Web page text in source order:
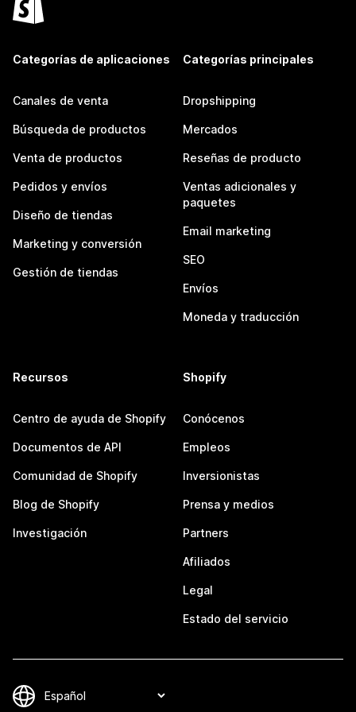
Categorías de aplicaciones
Canales de venta
Búsqueda de productos
Venta de productos
Pedidos y envíos
Diseño de tiendas
Marketing y conversión
Gestión de tiendas
Categorías principales
Dropshipping
Mercados
Reseñas de producto
Ventas adicionales y
paquetes
Email marketing
SEO
Envíos
Moneda y traducción
Recursos
Centro de ayuda de Shopify
Documentos de API
Comunidad de Shopify
Blog de Shopify
Investigación
Shopify
Conócenos
Empleos
Inversionistas
Prensa y medios
Partners
Afiliados
Legal
Estado del servicio